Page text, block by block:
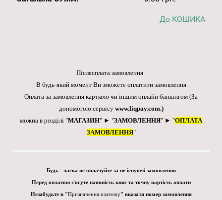
До КОШИКА
Післясплата замовлення
В будь-який момент Ви зможете оплатити замовлення
Оплата за замовлення карткою чи іншим онлайн банкінгом (За
допомогою сервісу www.liqpay.com.)
можна в розділі "МАГАЗИН" ► "ЗАМОВЛЕННЯ" ► "ОПЛАТА
ЗАМОВЛЕННЯ"
Будь - ласка не оплачуйте за не існуючі замовлення
Перед оплатою з'ясуте наявність книг та точну вартість оплати
Незабудьте в "Призначення платежу" вказати номер замовлення